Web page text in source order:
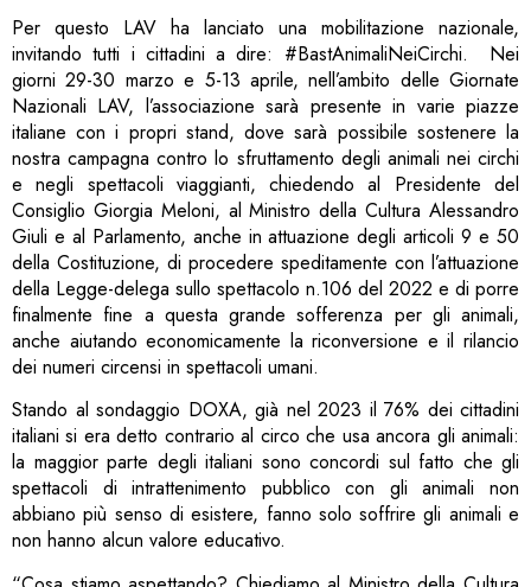
Per questo LAV ha lanciato una mobilitazione nazionale,
invitando tutti i cittadini a dire: #BastAnimaliNeiCirchi. Nei
giorni 29-30 marzo e 5-13 aprile, nell’ambito delle Giornate
Nazionali LAV, l’associazione sarà presente in varie piazze
italiane con i propri stand, dove sarà possibile sostenere la
nostra campagna contro lo sfruttamento degli animali nei circhi
e negli spettacoli viaggianti, chiedendo al Presidente del
Consiglio Giorgia Meloni, al Ministro della Cultura Alessandro
Giuli e al Parlamento, anche in attuazione degli articoli 9 e 50
della Costituzione, di procedere speditamente con l’attuazione
della Legge-delega sullo spettacolo n.106 del 2022 e di porre
finalmente fine a questa grande sofferenza per gli animali,
anche aiutando economicamente la riconversione e il rilancio
dei numeri circensi in spettacoli umani.
Stando al sondaggio DOXA, già nel 2023 il 76% dei cittadini
italiani si era detto contrario al circo che usa ancora gli animali:
la maggior parte degli italiani sono concordi sul fatto che gli
spettacoli di intrattenimento pubblico con gli animali non
abbiano più senso di esistere, fanno solo soffrire gli animali e
non hanno alcun valore educativo.